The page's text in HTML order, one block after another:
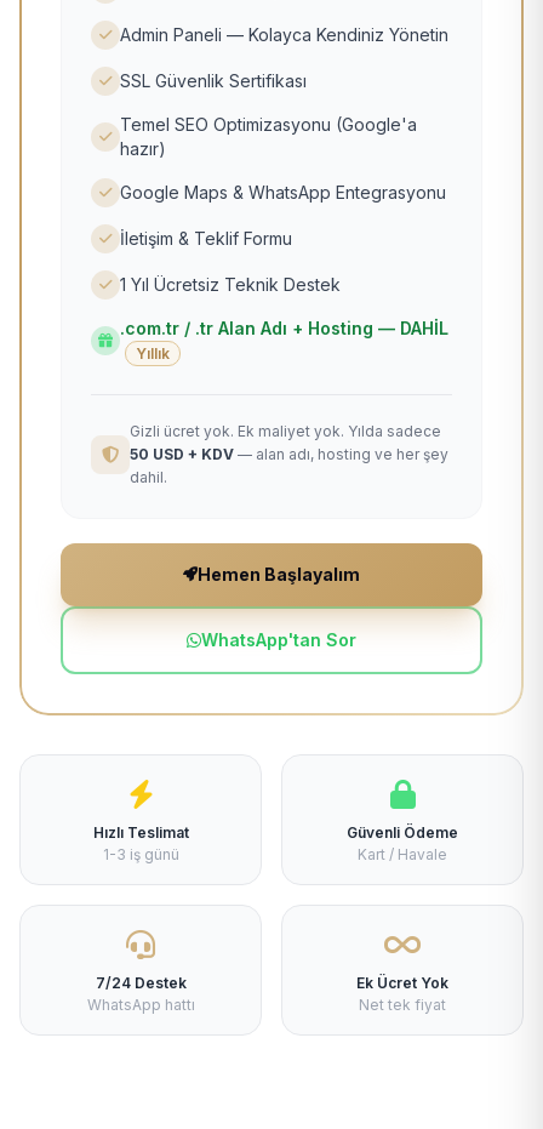
Admin Paneli — Kolayca Kendiniz Yönetin
SSL Güvenlik Sertifikası
Temel SEO Optimizasyonu (Google'a
hazır)
Google Maps & WhatsApp Entegrasyonu
İletişim & Teklif Formu
1 Yıl Ücretsiz Teknik Destek
.com.tr / .tr Alan Adı + Hosting — DAHİL
Yıllık
Gizli ücret yok. Ek maliyet yok. Yılda sadece
50 USD + KDV — alan adı, hosting ve her şey
dahil.
Hemen Başlayalım
WhatsApp'tan Sor
Hızlı Teslimat
1-3 iş günü
Güvenli Ödeme
Kart / Havale
7/24 Destek
WhatsApp hattı
Ek Ücret Yok
Net tek fiyat